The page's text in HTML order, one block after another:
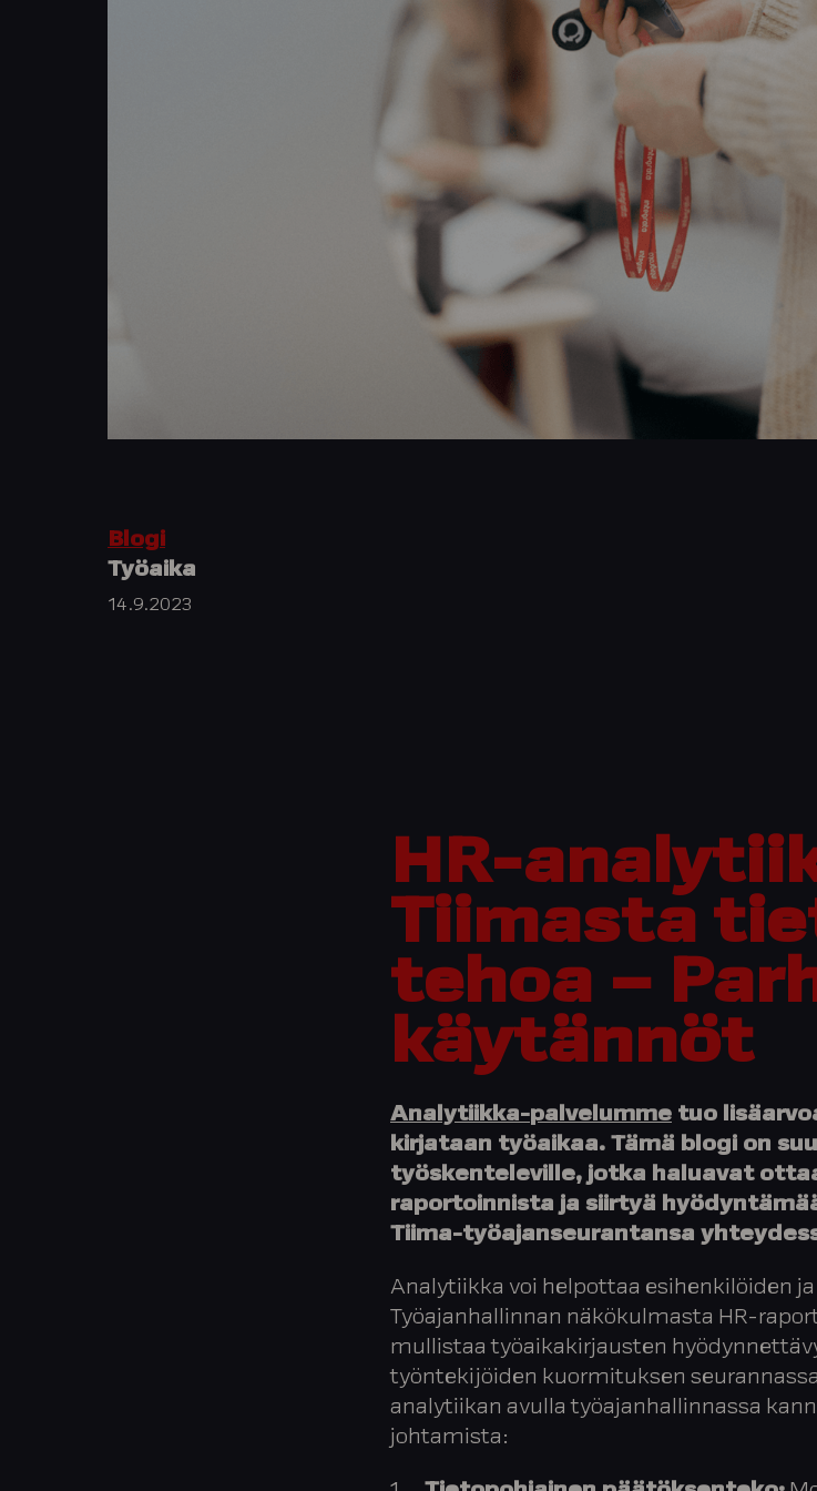
Blogi
Työaika
14.9.2023
HR-
Tiimasta
tehoa –
käytännöt
Analytiikka-palvelumme tuo
kirjataan työaikaa. Tämä blogi on
työskenteleville, jotka haluavat
raportoinnista ja siirtyä
Tiima-työajanseurantansa
Analytiikka voi helpottaa esihenkilöiden
Työajanhallinnan näkökulmasta HR-
mullistaa työaikakirjausten
työntekijöiden kuormituksen
analytiikan avulla työajanhallinnassa
johtamista: